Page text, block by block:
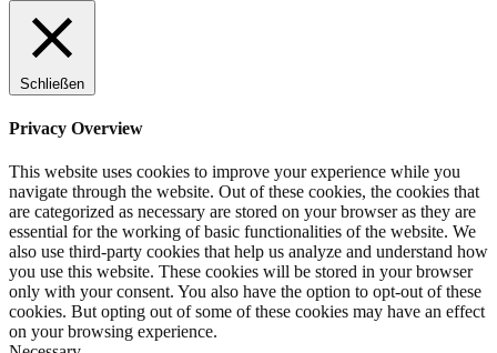
Schließen
Privacy Overview
This website uses cookies to improve your experience while you
navigate through the website. Out of these cookies, the cookies that
are categorized as necessary are stored on your browser as they are
essential for the working of basic functionalities of the website. We
also use third-party cookies that help us analyze and understand how
you use this website. These cookies will be stored in your browser
only with your consent. You also have the option to opt-out of these
cookies. But opting out of some of these cookies may have an effect
on your browsing experience.